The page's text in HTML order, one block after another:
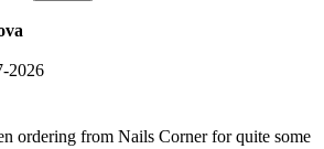
2026
ordering from Nails Corner for quite some